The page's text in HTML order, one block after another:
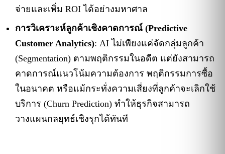
จ่ายและเพิ่ม ROI ได้อย่างมหาศาล
การวิเคราะห์ลูกค้าเชิงคาดการณ์ (Predictive
Customer Analytics): AI ไม่เพียงแค่จัดกลุ่มลูกค้า
(Segmentation) ตามพฤติกรรมในอดีต แต่ยังสามารถ
คาดการณ์แนวโน้มความต้องการ พฤติกรรมการซื้อ
ในอนาคต หรือแม้กระทั่งความเสี่ยงที่ลูกค้าจะเลิกใช้
บริการ (Churn Prediction) ทำให้ธุรกิจสามารถ
วางแผนกลยุทธ์เชิงรุกได้ทันที